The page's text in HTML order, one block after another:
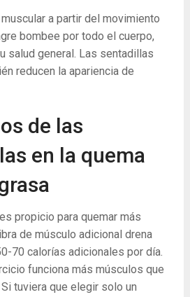
a partir del movimiento
bombee por todo el cuerpo,
salud general. Las sentadillas
reducen la apariencia de
de las
en la quema
propicio para quemar más
de músculo adicional drena
70 calorías adicionales por día.
funciona más músculos que
tuviera que elegir solo un